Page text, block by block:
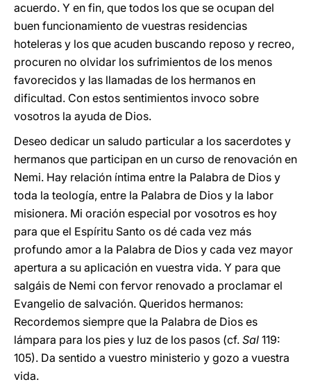
acuerdo. Y en fin, que todos los que se ocupan del
buen funcionamiento de vuestras residencias
hoteleras y los que acuden buscando reposo y recreo,
procuren no olvidar los sufrimientos de los menos
favorecidos y las llamadas de los hermanos en
dificultad. Con estos sentimientos invoco sobre
vosotros la ayuda de Dios.
Deseo dedicar un saludo particular a los sacerdotes y
hermanos que participan en un curso de renovación en
Nemi. Hay relación íntima entre la Palabra de Dios y
toda la teología, entre la Palabra de Dios y la labor
misionera. Mi oración especial por vosotros es hoy
para que el Espíritu Santo os dé cada vez más
profundo amor a la Palabra de Dios y cada vez mayor
apertura a su aplicación en vuestra vida. Y para que
salgáis de Nemi con fervor renovado a proclamar el
Evangelio de salvación. Queridos hermanos:
Recordemos siempre que la Palabra de Dios es
lámpara para los pies y luz de los pasos (cf. Sal 119:
105). Da sentido a vuestro ministerio y gozo a vuestra
vida.